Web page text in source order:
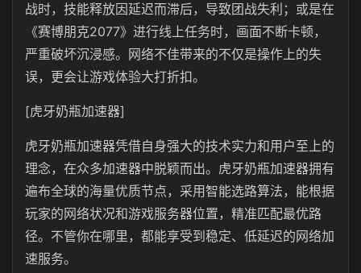
战时，技能释放因延迟而滞后，导致团战失利；或是在
《赛博朋克2077》进行线上任务时，画面不断卡顿，
严重破坏沉浸感。网络不佳带来的不仅是操作上的失
误，更会让游戏体验大打折扣。
[虎牙奶瓶加速器]
虎牙奶瓶加速器凭借自身强大的技术实力和用户至上的
理念，在众多加速器中脱颖而出。虎牙奶瓶加速器拥有
遍布全球的海量优质节点，采用智能选路算法，能根据
玩家的网络状况和游戏服务器位置，精准匹配最优路
径。不管你在哪里，都能享受到稳定、低延迟的网络加
速服务。